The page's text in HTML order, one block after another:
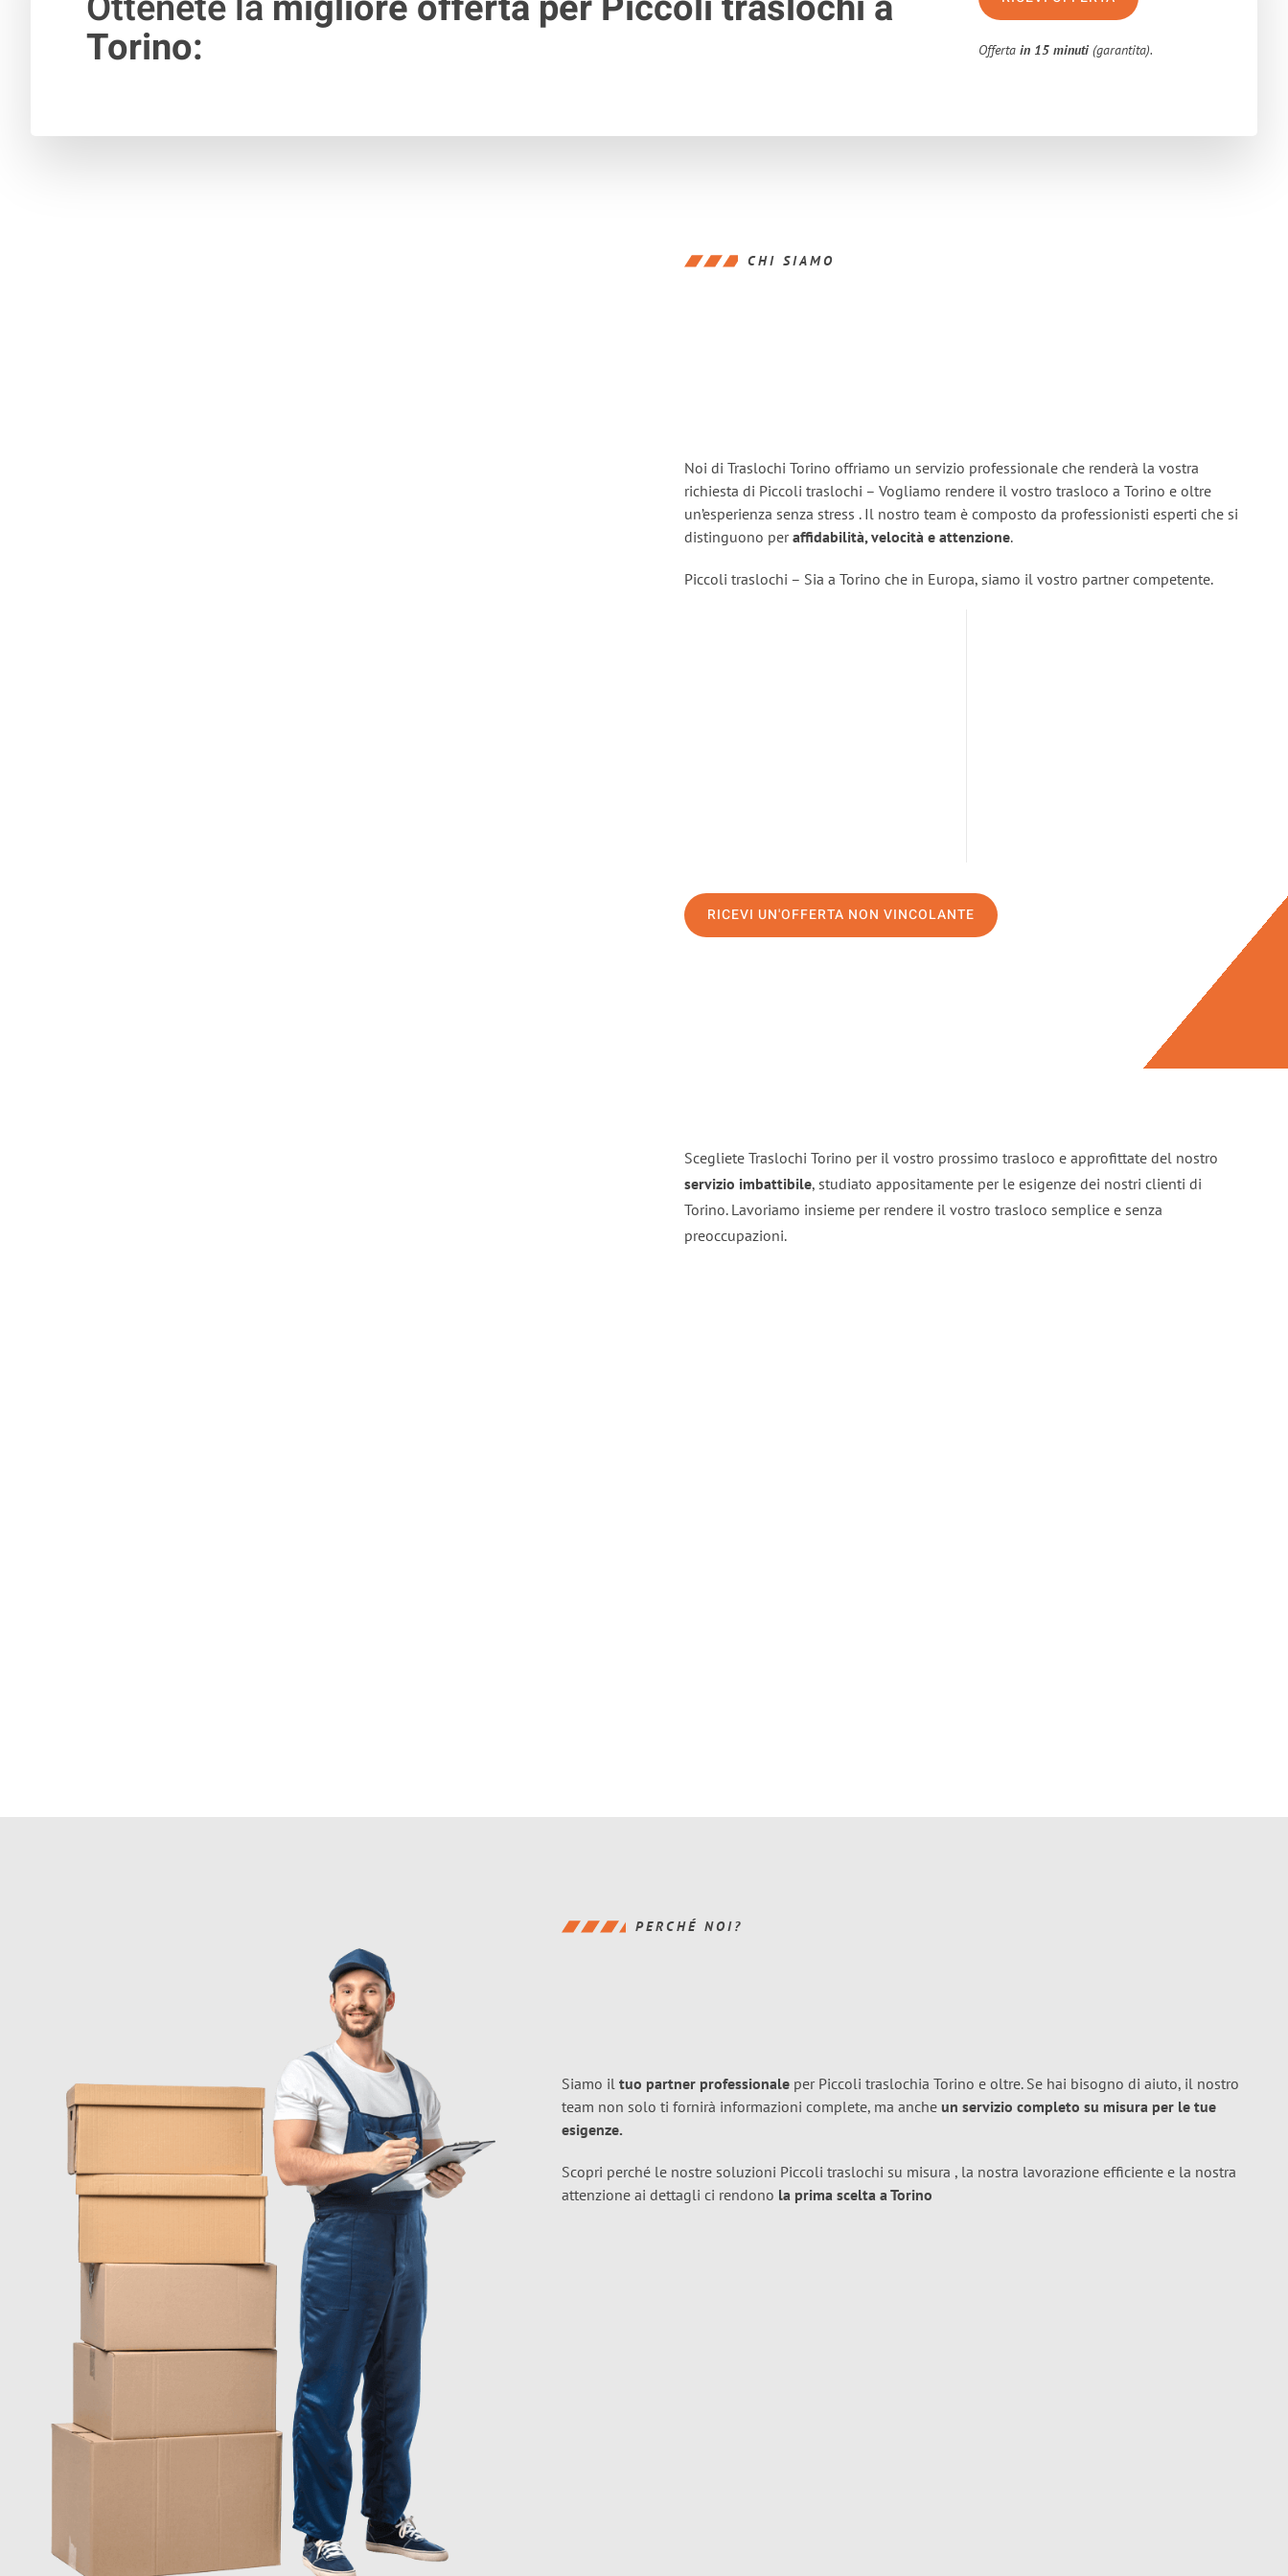
Torino: Offertain 15 minuti (garantita).
CHI SIAMO
Noi di Traslochi Torino offriamo un servizio professionale che renderà la vostra
richiesta di Piccoli traslochi – Vogliamo rendere il vostro trasloco a Torino e oltre
un’esperienza senza stress . Il nostro team è composto da professionisti esperti che si
distinguono peraffidabilità, velocità e attenzione.
Piccoli traslochi – Sia a Torino che in Europa, siamo il vostro partner competente.
RICEVI UN'OFFERTA NON VINCOLANTE
Scegliete Traslochi Torino per il vostro prossimo trasloco e approfittate del nostro
servizio imbattibile, studiato appositamente per le esigenze dei nostri clienti di
Torino. Lavoriamo insieme per rendere il vostro trasloco semplice e senza
preoccupazioni.
PERCHÉ NOI?
Siamo il tuo partner professionale per Piccoli traslochia Torino e oltre. Se hai bisogno di aiuto, il nostro
team non solo ti fornirà informazioni complete, ma anche un servizio completo su misura per le tue
esigenze.
Scopri perché le nostre soluzioni Piccoli traslochi su misura , la nostra lavorazione efficiente e la nostra
attenzione ai dettagli ci rendono la prima scelta a Torino